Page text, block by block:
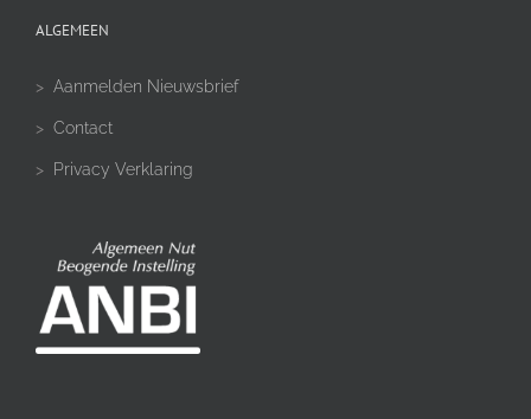
ALGEMEEN
> Aanmelden Nieuwsbrief
> Contact
> Privacy Verklaring